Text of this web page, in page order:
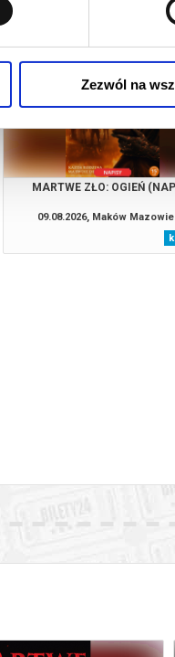
Zezwól na
MARTWE ZŁO: OGIEŃ
09.08.2026, Maków